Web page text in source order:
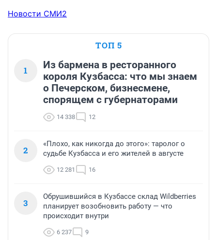
Новости СМИ2
ТОП 5
1
Из бармена в ресторанного
короля Кузбасса: что мы знаем
о Печерском, бизнесмене,
спорящем с губернаторами
14 338 12
2
«Плохо, как никогда до этого»: таролог о
судьбе Кузбасса и его жителей в августе
12 281 16
3
Обрушившийся в Кузбассе склад Wildberries
планирует возобновить работу — что
происходит внутри
6 237 9